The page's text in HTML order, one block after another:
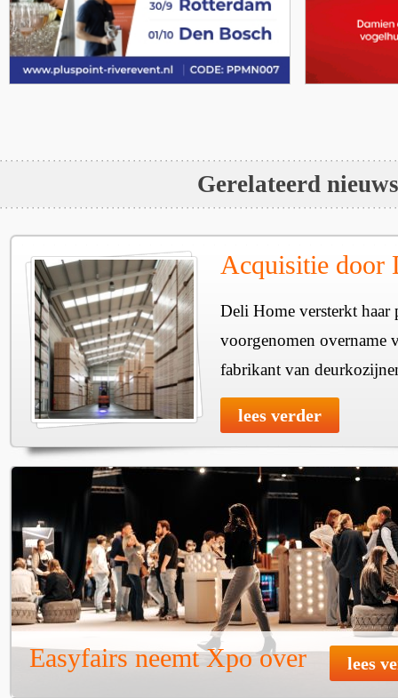
Gerelateerd nieuws
Acquisitie door
Deli Home versterkt haar
voorgenomen overname
fabrikant van
lees verder
Easyfairs neemt Xpo over lees